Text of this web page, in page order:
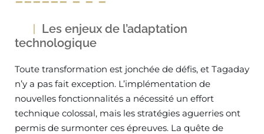
Les enjeux de l’adaptation
technologique
Toute transformation est jonchée de défis, et Tagaday
n’y a pas fait exception. L’implémentation de
nouvelles fonctionnalités a nécessité un effort
technique colossal, mais les stratégies aguerries ont
permis de surmonter ces épreuves. La quête de